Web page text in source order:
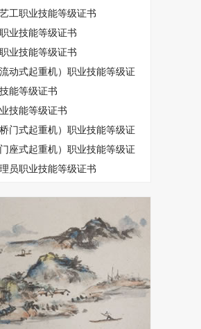
工职业技能等级证书
业技能等级证书
业技能等级证书
动式起重机）职业技能等级证
能等级证书
技能等级证书
门式起重机）职业技能等级证
座式起重机）职业技能等级证
员职业技能等级证书